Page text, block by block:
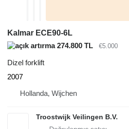
Kalmar ECE90-6L
274.800 TL
€5.000
Dizel forklift
2007
Hollanda, Wijchen
Troostwijk Veilingen B.V.